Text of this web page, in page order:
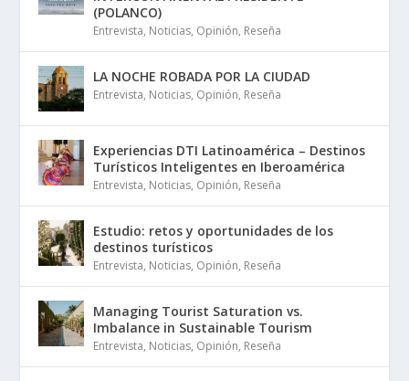
(POLANCO)
Entrevista, Noticias, Opinión, Reseña
LA NOCHE ROBADA POR LA CIUDAD
Entrevista, Noticias, Opinión, Reseña
Experiencias DTI Latinoamérica – Destinos
Turísticos Inteligentes en Iberoamérica
Entrevista, Noticias, Opinión, Reseña
Estudio: retos y oportunidades de los
destinos turísticos
Entrevista, Noticias, Opinión, Reseña
Managing Tourist Saturation vs.
Imbalance in Sustainable Tourism
Entrevista, Noticias, Opinión, Reseña